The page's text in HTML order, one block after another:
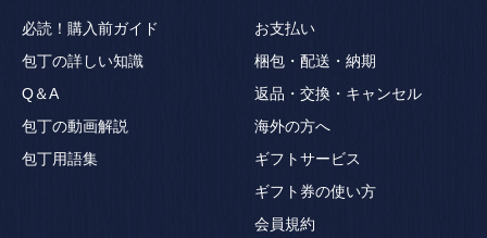
必読！購入前ガイド
包丁の詳しい知識
Q＆A
包丁の動画解説
包丁用語集
お支払い
梱包・配送・納期
返品・交換・キャンセル
海外の方へ
ギフトサービス
ギフト券の使い方
会員規約